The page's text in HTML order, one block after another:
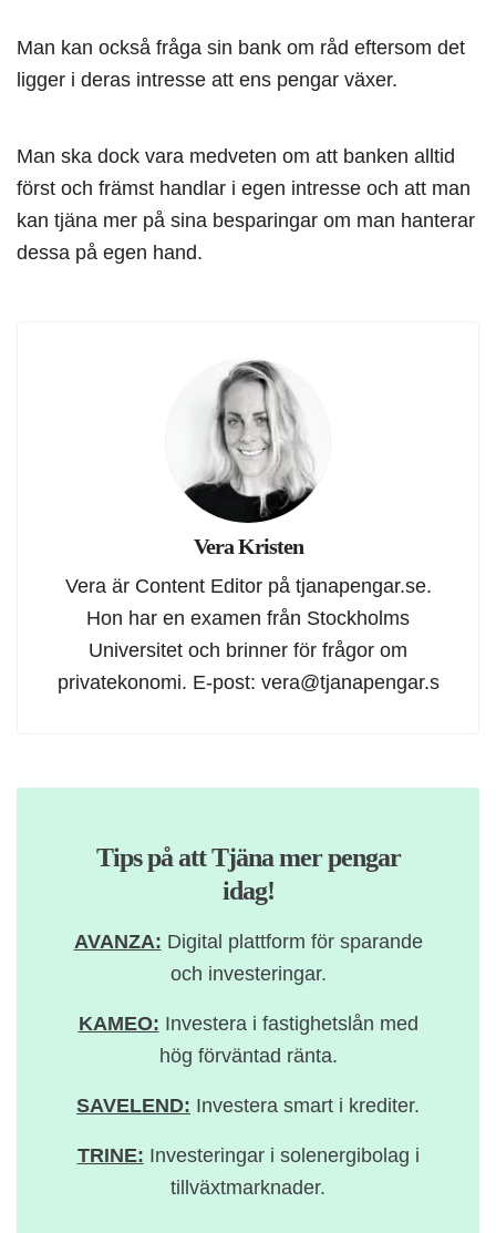
Man kan också fråga sin bank om råd eftersom det
ligger i deras intresse att ens pengar växer.
Man ska dock vara medveten om att banken alltid
först och främst handlar i egen intresse och att man
kan tjäna mer på sina besparingar om man hanterar
dessa på egen hand.
Vera Kristen
Vera är Content Editor på tjanapengar.se.
Hon har en examen från Stockholms
Universitet och brinner för frågor om
privatekonomi. E-post: vera@tjanapengar.s
Tips på att Tjäna mer pengar
idag!
AVANZA: Digital plattform för sparande
och investeringar.
KAMEO: Investera i fastighetslån med
hög förväntad ränta.
SAVELEND: Investera smart i krediter.
TRINE: Investeringar i solenergibolag i
tillväxtmarknader.